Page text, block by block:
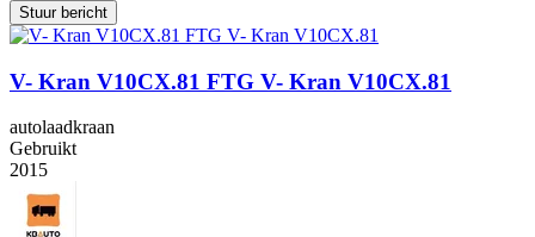
Stuur bericht
V- Kran V10CX.81 FTG V- Kran V10CX.81
autolaadkraan
Gebruikt
2015